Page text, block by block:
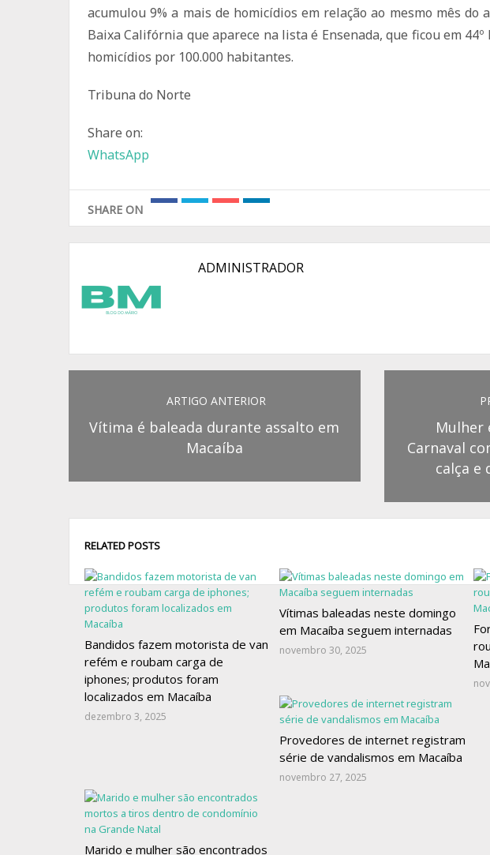
acumulou 9% a mais de homicídios em relação ao mesmo mês do
Baixa Califórnia que aparece na lista é Ensenada, que ficou em
homicídios por 100.000 habitantes.
Tribuna do Norte
Share on:
WhatsApp
SHARE ON
ADMINISTRADOR
ARTIGO ANTERIOR
Vítima é baleada durante assalto em
Macaíba
Mulher
Carnaval
calça e
RELATED POSTS
Bandidos fazem motorista de van
refém e roubam carga de
iphones; produtos foram
localizados em Macaíba
dezembro 3, 2025
Vítimas baleadas neste domingo
em Macaíba seguem internadas
novembro 30, 2025
Provedores de internet registram
série de vandalismos em Macaíba
novembro 27, 2025
Marido e mulher são encontrados